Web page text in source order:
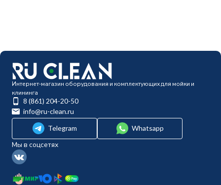
Интернет-магазин оборудования и комплектующих для мойки и
клининга
8 (861) 204-20-50
info@ru-clean.ru
Telegram
Whatsapp
Мы в соцсетях